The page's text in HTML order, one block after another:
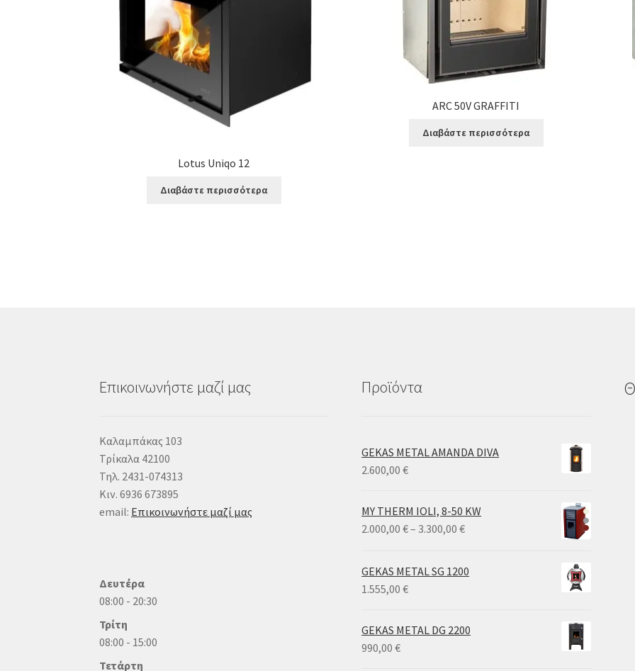
Lotus Uniqo 12
Διαβάστε περισσότερα
ARC 50V GRAFFITI
Διαβάστε περισσότερα
Επικοινωνήστε μαζί μας
Καλαμπάκας 103
Τρίκαλα 42100
Τηλ. 2431-074313
Κιν. 6936 673895
email: Επικοινωνήστε μαζί μας
Δευτέρα
08:00 - 20:30
Τρίτη
08:00 - 15:00
Τετάρτη
Προϊόντα
GEKAS METAL AMANDA DIVA
2.600,00€
MY THERM IOLI, 8-50 KW
2.000,00€– 3.300,00€Price
through
GEKAS METAL SG 1200
1.555,00€
GEKAS METAL DG 2200
990,00€